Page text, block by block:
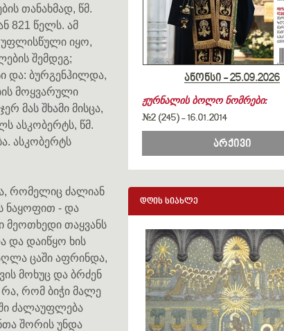
თანახმად, წმ.
821 წელს. ამ
უფლისწული იყო,
შემდეგ;
და: ბურგენჰილდა,
მოყვარული
მას შხამი მისცა,
ასკობერტს, წმ.
ასკობერტს
რომელიც ძალიან
ნაყოფით - და
მეოთხედი თაყვანს
და დაიწყო ხის
ცაში აფრინდა,
მოხუც და ბრძენ
რა, რომ ბიჭი მალე
ძალაუფლება
შორის უნდა
ანონსი - 25.09.2026
ჟურნალის ბოლო ნომრები:
#2 (245)-16.01.2014
არქივი
დღის სიახლე